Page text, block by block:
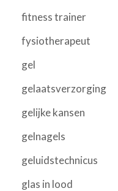
fitness trainer
fysiotherapeut
gel
gelaatsverzorging
gelijke kansen
gelnagels
geluidstechnicus
glas in lood